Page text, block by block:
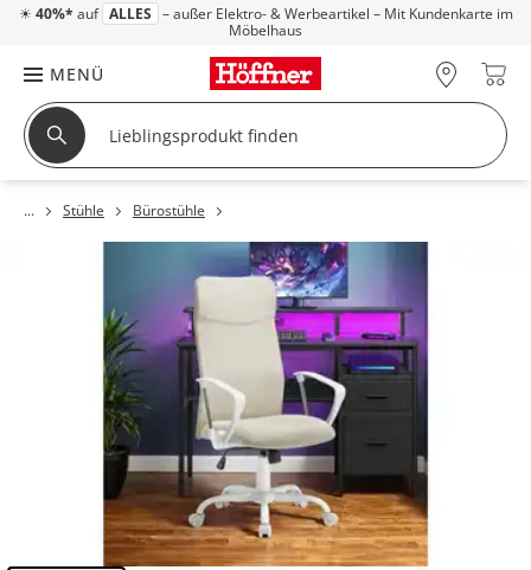
☀ 40%* auf ALLES – außer Elektro- & Werbeartikel – Mit Kundenkarte im
Möbelhaus
MENÜ
Stühle Bürostühle